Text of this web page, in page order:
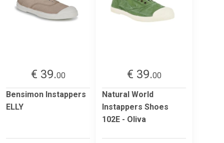
€ 39.00
Bensimon Instappers
ELLY
€ 39.00
Natural World
Instappers Shoes
102E - Oliva